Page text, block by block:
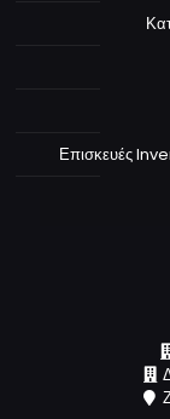
Επισκευές